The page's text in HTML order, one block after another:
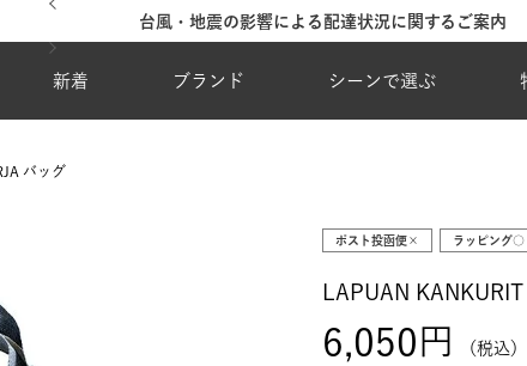
台風・地震の影響による配達状況に関するご案内
新着 ブランド シーンで選ぶ
バッグ
ポスト投函便× ラッピング○
LAPUAN
6,050 税込